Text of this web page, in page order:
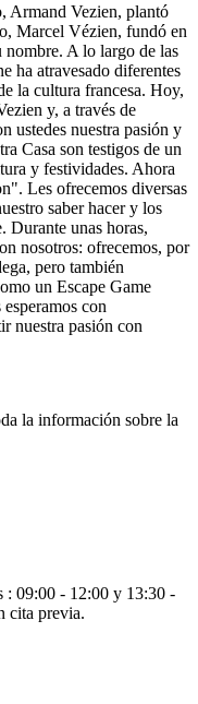
Armand Vezien, plantó
Marcel Vézien, fundó en
nombre. A lo largo de las
ha atravesado diferentes
la cultura francesa. Hoy,
y, a través de
ustedes nuestra pasión y
Casa son testigos de un
y festividades. Ahora
Les ofrecemos diversas
saber hacer y los
Durante unas horas,
nosotros: ofrecemos, por
pero también
un Escape Game
con
nuestra pasión con
la información sobre la
09:00 - 12:00 y 13:30 -
cita previa.